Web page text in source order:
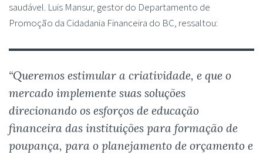
saudável. Luis Mansur, gestor do Departamento de
Promoção da Cidadania Financeira do BC, ressaltou:
“Queremos estimular a criatividade, e que o
mercado implemente suas soluções
direcionando os esforços de educação
financeira das instituições para formação de
poupança, para o planejamento de orçamento e